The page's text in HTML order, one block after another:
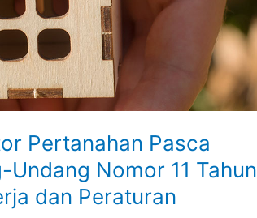
Pertanahan Pasca
Nomor 11 Tahun
dan Peraturan